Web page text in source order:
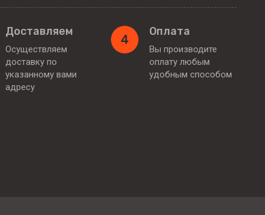
Доставляем
Осуществляем
доставку по
указанному вами
адресу
4
Оплата
Вы производите
оплату любым
удобным способом